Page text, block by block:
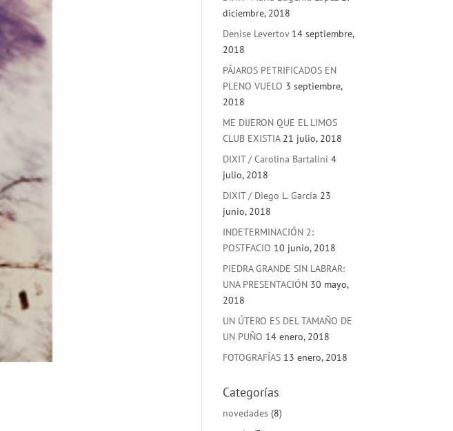
diciembre, 2018
Denise Levertov 14 septiembre,
2018
PÁJAROS PETRIFICADOS EN
PLENO VUELO 3 septiembre,
2018
ME DIJERON QUE EL LIMOS
CLUB EXISTIA 21 julio, 2018
DIXIT / Carolina Bartalini 4
julio, 2018
DIXIT / Diego L. Garcia 23
junio, 2018
INDETERMINACIÓN 2:
POSTFACIO 10 junio, 2018
PIEDRA GRANDE SIN LABRAR:
UNA PRESENTACIÓN 30 mayo,
2018
UN ÚTERO ES DEL TAMAÑO DE
UN PUÑO 14 enero, 2018
FOTOGRAFÍAS 13 enero, 2018
Categorías
novedades (8)